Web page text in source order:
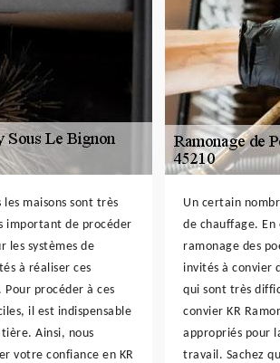
maisons sont très
important de procéder
les systèmes de
à réaliser ces
Pour procéder à ces
il est indispensable
Ainsi, nous
votre confiance en KR
Un certain
de chauffage.
ramonage des
invités à convier
qui sont très
convier KR
appropriés pour
travail. Sachez